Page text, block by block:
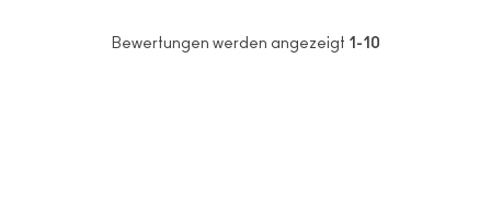
Bewertungen werden angezeigt 1-10